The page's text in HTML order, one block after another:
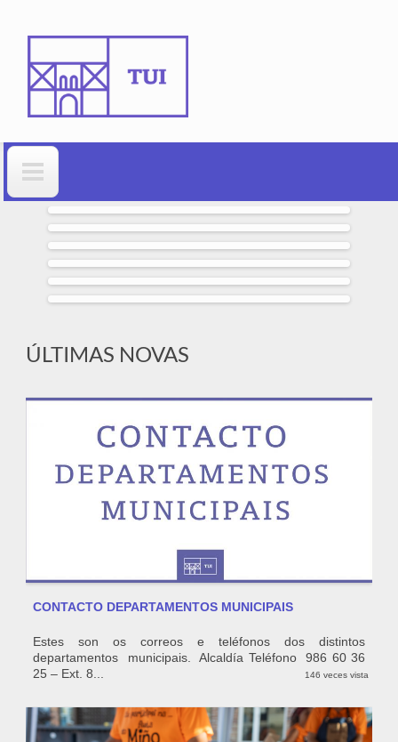
ÚLTIMAS NOVAS
CONTACTO DEPARTAMENTOS MUNICIPAIS
Estes son os correos e teléfonos dos distintos
departamentos municipais. Alcaldía Teléfono 986 60 36
25 – Ext. 8...
146 veces vista